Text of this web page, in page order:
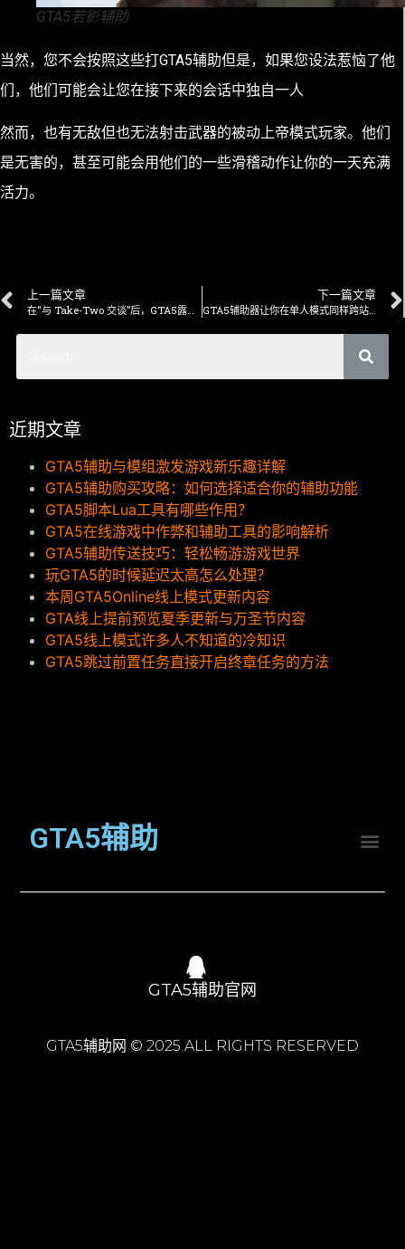
GTA5若影辅助
当然，您不会按照这些打GTA5辅助但是，如果您设法惹恼了他
们，他们可能会让您在接下来的会话中独自一人
然而，也有无敌但也无法射击武器的被动上帝模式玩家。他们
是无害的，甚至可能会用他们的一些滑稽动作让你的一天充满
活力。
上一篇文章 下一篇文章
GTA5辅助器让你在单人模式同样跨站局崩溃
近期文章
GTA5辅助与模组激发游戏新乐趣详解
GTA5辅助购买攻略：如何选择适合你的辅助功能
GTA5脚本Lua工具有哪些作用？
GTA5在线游戏中作弊和辅助工具的影响解析
GTA5辅助传送技巧：轻松畅游游戏世界
玩GTA5的时候延迟太高怎么处理？
本周GTA5Online线上模式更新内容
GTA线上提前预览夏季更新与万圣节内容
GTA5线上模式许多人不知道的冷知识
GTA5跳过前置任务直接开启终章任务的方法
GTA5辅助
GTA5辅助官网
GTA5辅助网 © 2025 ALL RIGHTS RESERVED